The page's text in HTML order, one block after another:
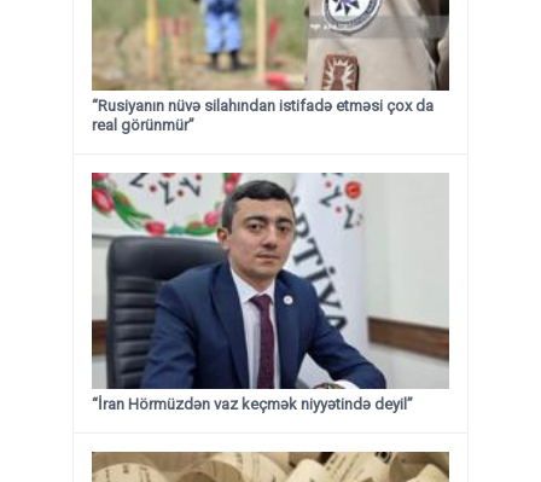
“Rusiyanın nüvə silahından istifadə etməsi çox da
real görünmür”
“İran Hörmüzdən vaz keçmək niyyətində deyil”